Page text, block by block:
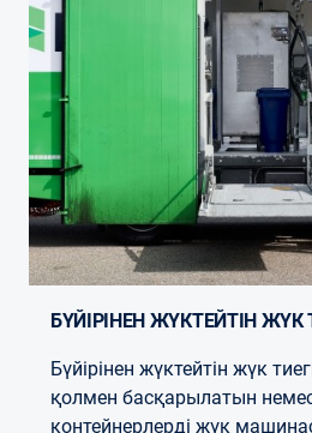
БҮЙІРІНЕН ЖҮКТЕЙТІН ЖҮК
Бүйірінен жүктейтін жүк
қолмен басқарылатын
контейнерлерді жүк